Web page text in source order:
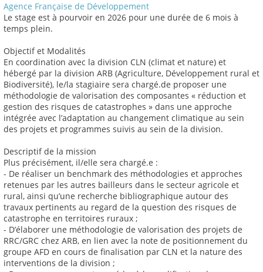
Agence Française de Développement
Le stage est à pourvoir en 2026 pour une durée de 6 mois à
temps plein.
Objectif et Modalités
En coordination avec la division CLN (climat et nature) et
hébergé par la division ARB (Agriculture, Développement rural et
Biodiversité), le/la stagiaire sera chargé.de proposer une
méthodologie de valorisation des composantes « réduction et
gestion des risques de catastrophes » dans une approche
intégrée avec l’adaptation au changement climatique au sein
des projets et programmes suivis au sein de la division.
Descriptif de la mission
Plus précisément, il/elle sera chargé.e :
- De réaliser un benchmark des méthodologies et approches
retenues par les autres bailleurs dans le secteur agricole et
rural, ainsi qu’une recherche bibliographique autour des
travaux pertinents au regard de la question des risques de
catastrophe en territoires ruraux ;
- D’élaborer une méthodologie de valorisation des projets de
RRC/GRC chez ARB, en lien avec la note de positionnement du
groupe AFD en cours de finalisation par CLN et la nature des
interventions de la division ;